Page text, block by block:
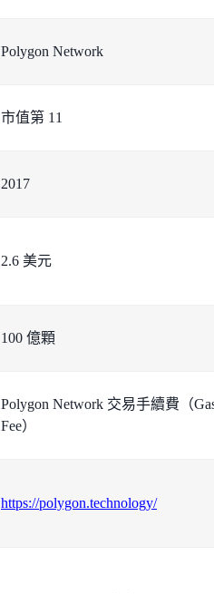
Polygon Network
市值第 11
2017
2.6 美元
100 億顆
Polygon Network 交易手續費（
Fee）
https://polygon.technology/